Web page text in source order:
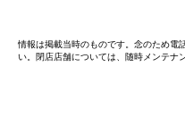
情報は掲載当時のものです。念のため電
い。閉店店舗については、随時メンテナ